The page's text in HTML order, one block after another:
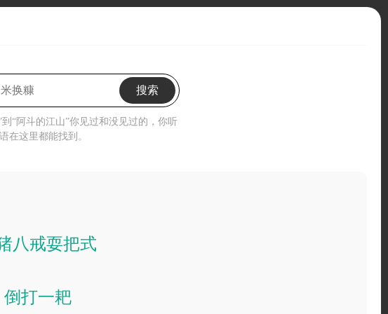
搜索
“阿斗的江山”你见过和没见过的，你听
在这里都能找到。
八戒耍把式
倒打一耙